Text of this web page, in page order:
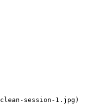
session-1.jpg)